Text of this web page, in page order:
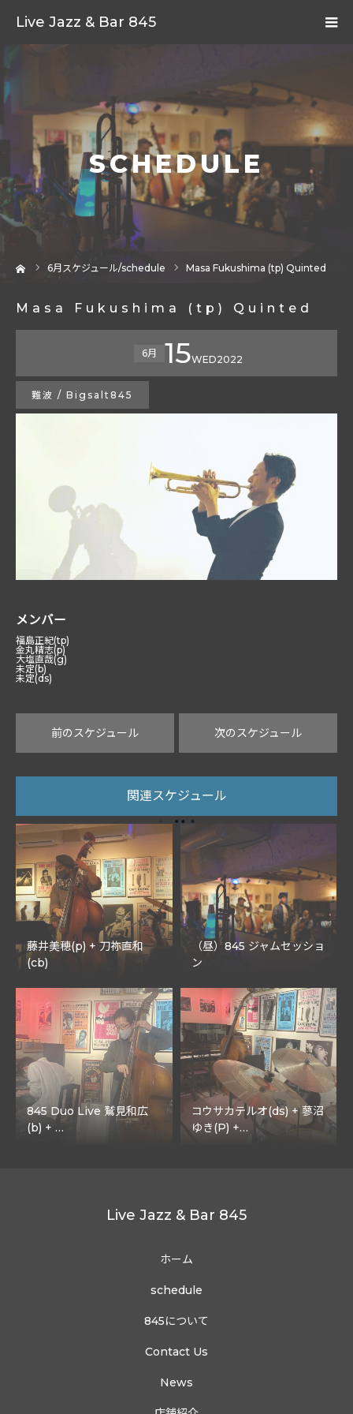
Live Jazz & Bar 845
SCHEDULE
6月スケジュール/schedule Masa Fukushima (tp) Quinted
Masa Fukushima (tp) Quinted
6月 15WED2022
難波 / Bigsalt845
メンバー
福島正紀(tp)
金丸精志(p)
大塩直哉(g)
未定(b)
未定(ds)
前のスケジュール 次のスケジュール
関連スケジュール
藤井美穂(p) + 刀祢直和
(cb)
（昼）845 ジャムセッショ
ン
845 Duo Live 鷲見和広
(b) + …
コウサカテルオ(ds) + 蓼沼
ゆき(P) +…
Live Jazz & Bar 845
ホーム
schedule
845について
Contact Us
News